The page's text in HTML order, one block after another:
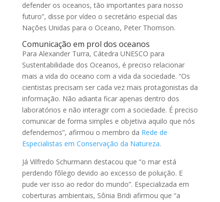
defender os oceanos, tão importantes para nosso
futuro”, disse por vídeo o secretário especial das
Nações Unidas para o Oceano, Peter Thomson.
Comunicação em prol dos oceanos
Para Alexander Turra, Cátedra UNESCO para
Sustentabilidade dos Oceanos, é preciso relacionar
mais a vida do oceano com a vida da sociedade. “Os
cientistas precisam ser cada vez mais protagonistas da
informação. Não adianta ficar apenas dentro dos
laboratórios e não interagir com a sociedade. É preciso
comunicar de forma simples e objetiva aquilo que nós
defendemos”, afirmou o membro da Rede de
Especialistas em Conservação da Natureza.
Já Vilfredo Schurmann destacou que “o mar está
perdendo fôlego devido ao excesso de poluição. E
pude ver isso ao redor do mundo”. Especializada em
coberturas ambientais, Sônia Bridi afirmou que “a